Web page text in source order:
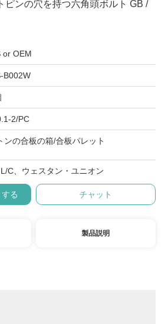
ピンの穴を持つ六角頭ボルト GB /
or OEM
B002W
2/PC
ンの合板の箱/合板パレット
C、ウェスタン・ユニオン
る チャット
製品説明